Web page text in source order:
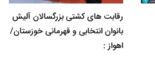
رقابت های کشتی بزرگسالان آلیش
بانوان انتخابی و قهرمانی خوزستان/
اهواز :